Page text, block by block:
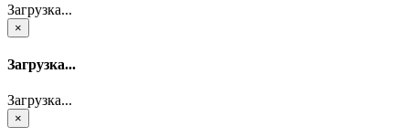
Загрузка...
×
Загрузка...
Загрузка...
×